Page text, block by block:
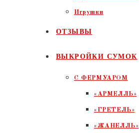
Игрушки
ОТЗЫВЫ
ВЫКРОЙКИ СУМОК
С ФЕРМУАРОМ
«АРМЕЛЛЬ»
«ГРЕТЕЛЬ»
«ЖАНЕЛЛЬ»